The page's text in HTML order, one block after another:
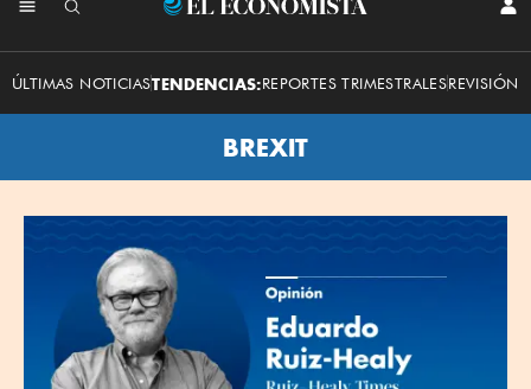
El
Economista
ÚLTIMAS NOTICIASTENDENCIAS:REPORTES TRIMESTRALESREVISIÓN
BREXIT